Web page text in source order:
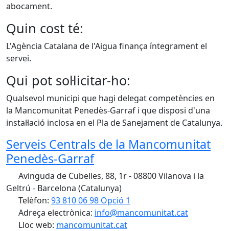
abocament.
Quin cost té:
L'Agència Catalana de l'Aigua finança íntegrament el
servei.
Qui pot sol·licitar-ho:
Qualsevol municipi que hagi delegat competències en
la Mancomunitat Penedès-Garraf i que disposi d'una
instal·lació inclosa en el Pla de Sanejament de Catalunya.
Serveis Centrals de la Mancomunitat
Penedès-Garraf
Avinguda de Cubelles, 88, 1r - 08800 Vilanova i la
Geltrú - Barcelona (Catalunya)
Telèfon: 93 810 06 98 Opció 1
Adreça electrònica: info@mancomunitat.cat
Lloc web: mancomunitat.cat